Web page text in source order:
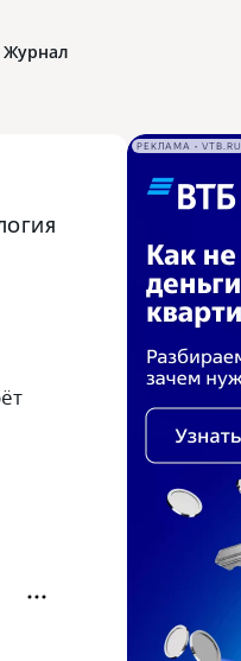
Журнал
РЕКЛАМА • VTB.RU